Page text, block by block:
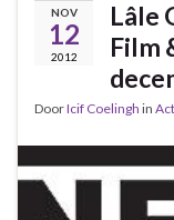
NOV
12
2012
Lâle
Film
DoorIcif Coelingh in